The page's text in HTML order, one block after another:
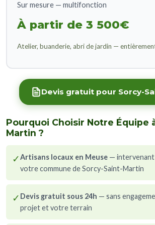
Sur mesure — multifonction
À partir de 3 500€
Atelier, buanderie, abri de jardin —
Devis gratuit pour Sorcy-
Pourquoi Choisir Notre Équipe
Martin ?
✓Artisans locaux en Meuse —
votre commune de Sorcy-Saint-Martin
✓ Devis gratuit sous 24h — sans
projet et votre terrain